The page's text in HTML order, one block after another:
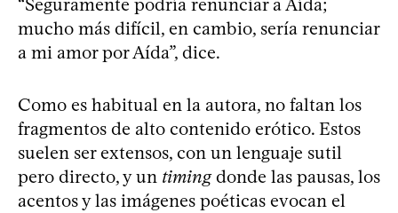
“Seguramente podría renunciar a Aída;
mucho más difícil, en cambio, sería renunciar
a mi amor por Aída”, dice.
Como es habitual en la autora, no faltan los
fragmentos de alto contenido erótico. Estos
suelen ser extensos, con un lenguaje sutil
pero directo, y un timingdonde las pausas, los
acentos y las imágenes poéticas evocan el